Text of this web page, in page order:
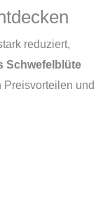
reduziert,
Schwefelblüte
Preisvorteilen und